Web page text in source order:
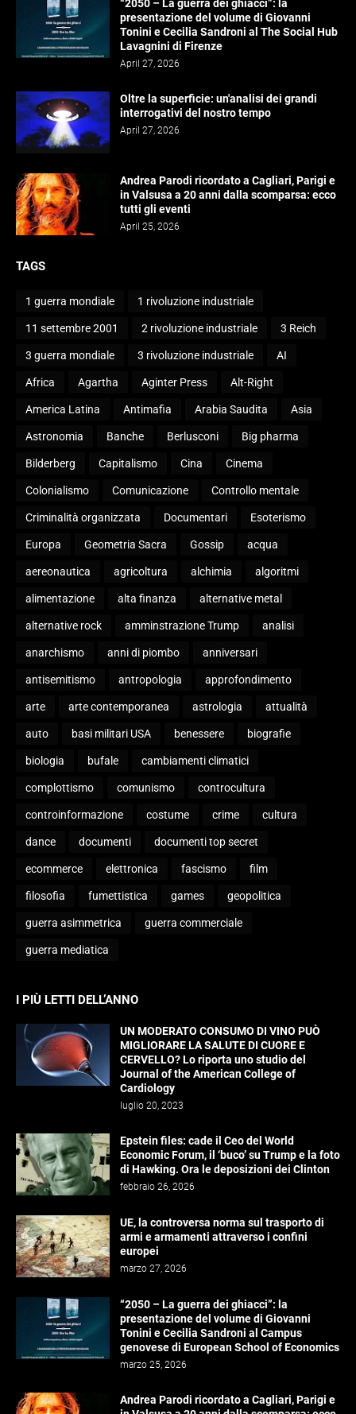
“2050 – La guerra dei ghiacci”: la
presentazione del volume di Giovanni
Tonini e Cecilia Sandroni al The Social Hub
Lavagnini di Firenze
April 27, 2026
Oltre la superficie: un'analisi dei grandi
interrogativi del nostro tempo
April 27, 2026
Andrea Parodi ricordato a Cagliari, Parigi e
in Valsusa a 20 anni dalla scomparsa: ecco
tutti gli eventi
April 25, 2026
TAGS
1 guerra mondiale 1 rivoluzione industriale
11 settembre 2001 2 rivoluzione industriale 3 Reich
3 guerra mondiale 3 rivoluzione industriale AI
Africa Agartha Aginter Press Alt-Right
America Latina Antimafia Arabia Saudita Asia
Astronomia Banche Berlusconi Big pharma
Bilderberg Capitalismo Cina Cinema
Colonialismo Comunicazione Controllo mentale
Criminalità organizzata Documentari Esoterismo
Europa Geometria Sacra Gossip acqua
aereonautica agricoltura alchimia algoritmi
alimentazione alta finanza alternative metal
alternative rock amminstrazione Trump analisi
anarchismo anni di piombo anniversari
antisemitismo antropologia approfondimento
arte arte contemporanea astrologia attualità
auto basi militari USA benessere biografie
biologia bufale cambiamenti climatici
complottismo comunismo controcultura
controinformazione costume crime cultura
dance documenti documenti top secret
ecommerce elettronica fascismo film
filosofia fumettistica games geopolitica
guerra asimmetrica guerra commerciale
guerra mediatica
I PIÙ LETTI DELL’ANNO
UN MODERATO CONSUMO DI VINO PUÒ
MIGLIORARE LA SALUTE DI CUORE E
CERVELLO? Lo riporta uno studio del
Journal of the American College of
Cardiology
luglio 20, 2023
Epstein files: cade il Ceo del World
Economic Forum, il ‘buco’ su Trump e la foto
di Hawking. Ora le deposizioni dei Clinton
febbraio 26, 2026
UE, la controversa norma sul trasporto di
armi e armamenti attraverso i confini
europei
marzo 27, 2026
“2050 – La guerra dei ghiacci”: la
presentazione del volume di Giovanni
Tonini e Cecilia Sandroni al Campus
genovese di European School of Economics
marzo 25, 2026
Andrea Parodi ricordato a Cagliari, Parigi e